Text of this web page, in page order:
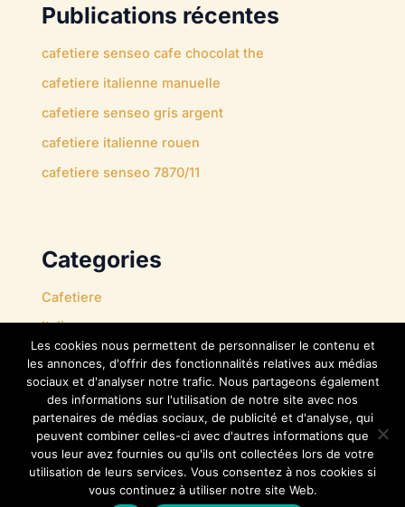
Publications récentes
cafetiere senseo cafe chocolat the
cafetiere italienne manuelle
cafetiere senseo gris argent
cafetiere italienne rouen
cafetiere senseo 7870/11
Categories
Cafetiere
Italienne
Nespresso
Senseo
Tassimo
Les cookies nous permettent de personnaliser le contenu et
les annonces, d'offrir des fonctionnalités relatives aux médias
sociaux et d'analyser notre trafic. Nous partageons également
des informations sur l'utilisation de notre site avec nos
partenaires de médias sociaux, de publicité et d'analyse, qui
peuvent combiner celles-ci avec d'autres informations que
vous leur avez fournies ou qu'ils ont collectées lors de votre
utilisation de leurs services. Vous consentez à nos cookies si
vous continuez à utiliser notre site Web.